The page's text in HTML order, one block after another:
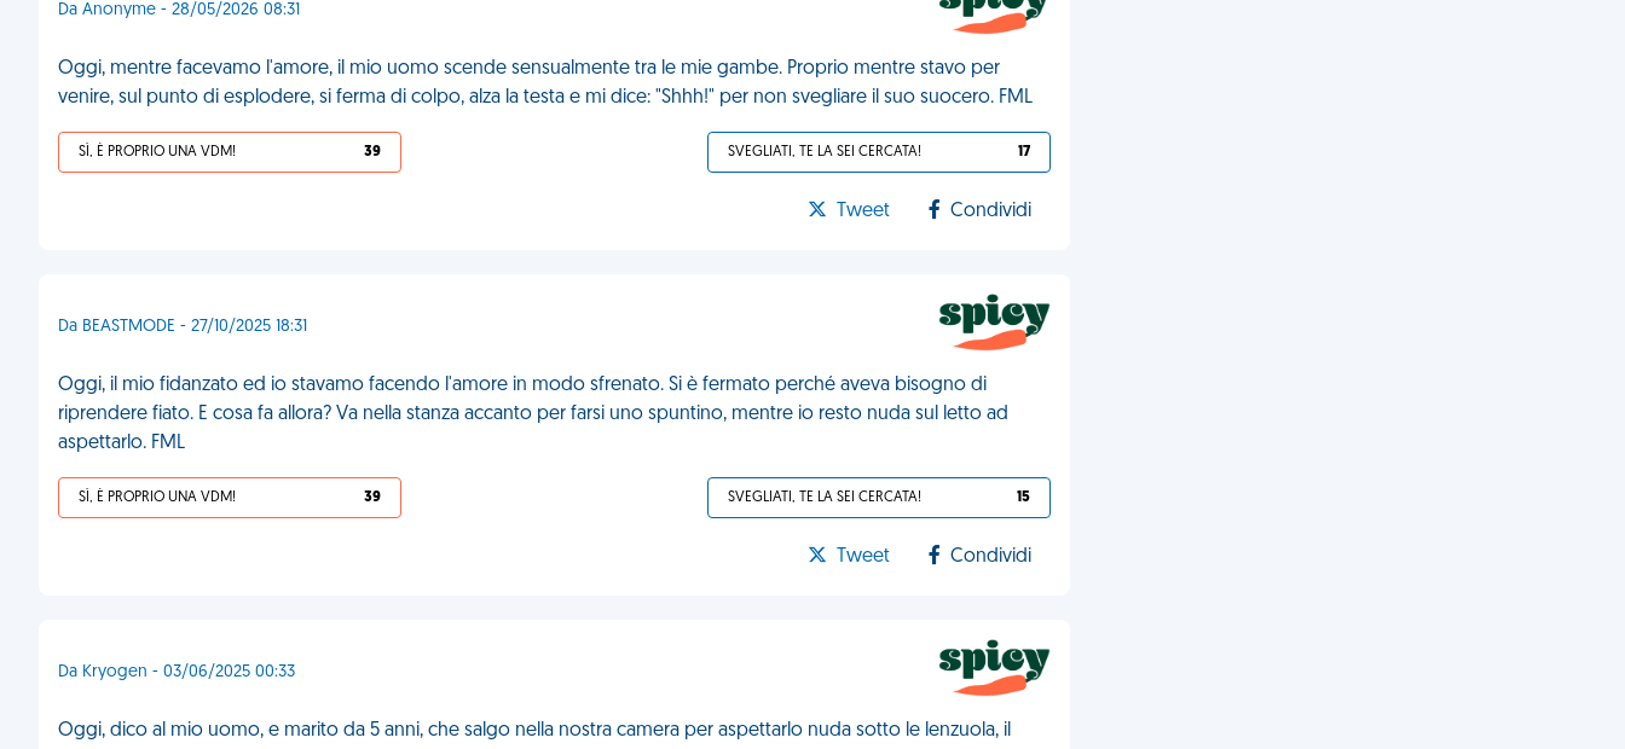
Da Anonyme - 28/05/2026 08:31
Oggi, mentre facevamo l'amore, il mio uomo scende sensualmente tra le mie gambe. Proprio mentre stavo per
venire, sul punto di esplodere, si ferma di colpo, alza la testa e mi dice: "Shhh!" per non svegliare il suo suocero. FML
SÌ, È PROPRIO UNA VDM! 39 SVEGLIATI, TE LA SEI CERCATA! 17
Tweet Condividi
Da BEASTMODE - 27/10/2025 18:31
Oggi, il mio fidanzato ed io stavamo facendo l'amore in modo sfrenato. Si è fermato perché aveva bisogno di
riprendere fiato. E cosa fa allora? Va nella stanza accanto per farsi uno spuntino, mentre io resto nuda sul letto ad
aspettarlo. FML
SÌ, È PROPRIO UNA VDM! 39 SVEGLIATI, TE LA SEI CERCATA! 15
Tweet Condividi
Da Kryogen - 03/06/2025 00:33
Oggi, dico al mio uomo, e marito da 5 anni, che salgo nella nostra camera per aspettarlo nuda sotto le lenzuola, il